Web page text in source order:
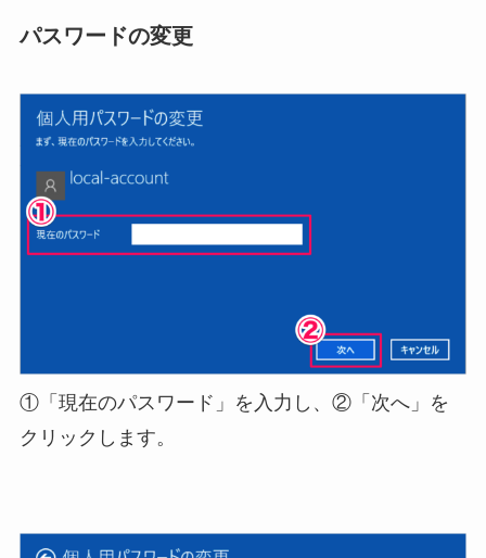
パスワードの変更
①「現在のパスワード」を入力し、②「次へ」を
クリックします。